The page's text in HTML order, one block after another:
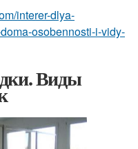
interer-dlya-
osobennosti-i-vidy-
Виды